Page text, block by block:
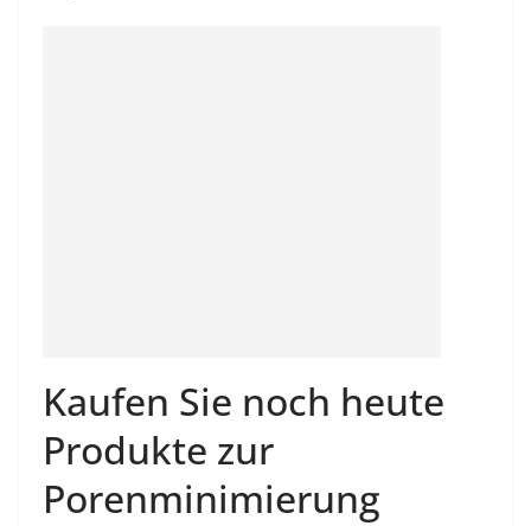
Kaufen Sie noch heute
Produkte zur
Porenminimierung